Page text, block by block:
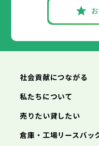
社会貢献につながる
私たちについて
売りたい貸したい
倉庫・工場リースバッ